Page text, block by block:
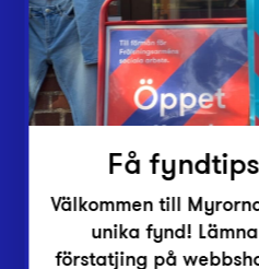
Inlämningsplatser
Om Myrorna
Lediga jobb
Pressrum
Få
Välkommen till
unika fynd!
förstatjing på